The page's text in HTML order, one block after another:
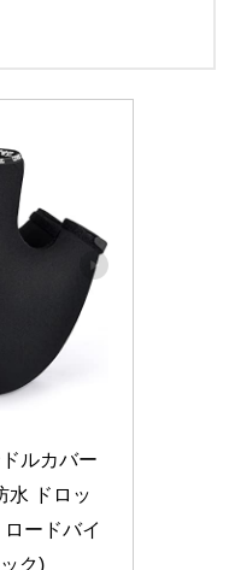
ルカバー
水 ドロッ
ードバイ
ク)